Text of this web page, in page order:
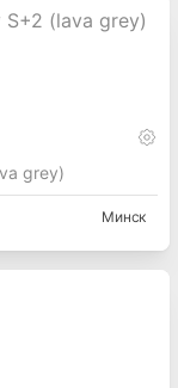
grey)
Минск